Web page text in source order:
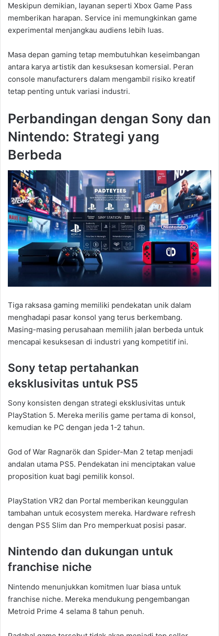
Meskipun demikian, layanan seperti Xbox Game Pass
memberikan harapan. Service ini memungkinkan game
experimental menjangkau audiens lebih luas.
Masa depan gaming tetap membutuhkan keseimbangan
antara karya artistik dan kesuksesan komersial. Peran
console manufacturers dalam mengambil risiko kreatif
tetap penting untuk variasi industri.
Perbandingan dengan Sony dan
Nintendo: Strategi yang
Berbeda
Tiga raksasa gaming memiliki pendekatan unik dalam
menghadapi pasar konsol yang terus berkembang.
Masing-masing perusahaan memilih jalan berbeda untuk
mencapai kesuksesan di industri yang kompetitif ini.
Sony tetap pertahankan
eksklusivitas untuk PS5
Sony konsisten dengan strategi eksklusivitas untuk
PlayStation 5. Mereka merilis game pertama di konsol,
kemudian ke PC dengan jeda 1-2 tahun.
God of War Ragnarök dan Spider-Man 2 tetap menjadi
andalan utama PS5. Pendekatan ini menciptakan value
proposition kuat bagi pemilik konsol.
PlayStation VR2 dan Portal memberikan keunggulan
tambahan untuk ecosystem mereka. Hardware refresh
dengan PS5 Slim dan Pro memperkuat posisi pasar.
Nintendo dan dukungan untuk
franchise niche
Nintendo menunjukkan komitmen luar biasa untuk
franchise niche. Mereka mendukung pengembangan
Metroid Prime 4 selama 8 tahun penuh.